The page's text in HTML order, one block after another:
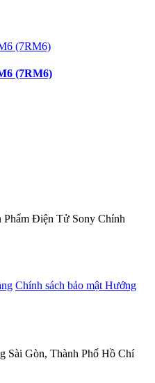
(7RM6)
Phẩm Điện Tử Sony Chính
Chính sách bảo mật Hướng
Sài Gòn, Thành Phố Hồ Chí